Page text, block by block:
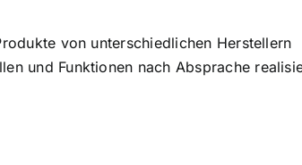
von unterschiedlichen Herstellern
und Funktionen nach Absprache